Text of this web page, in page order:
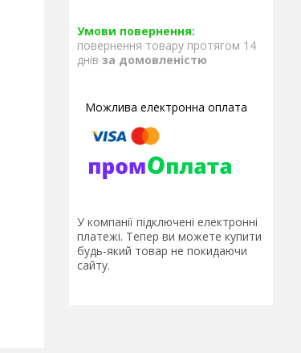
повернення товару протягом 14
днів за домовленістю
У компанії підключені електронні
платежі. Тепер ви можете купити
будь-який товар не покидаючи
сайту.